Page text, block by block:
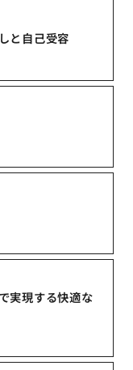
と自己受容
実現する快適な